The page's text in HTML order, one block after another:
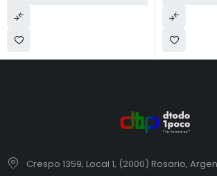
Crespo 1359, Local 1, (2000) Rosario,